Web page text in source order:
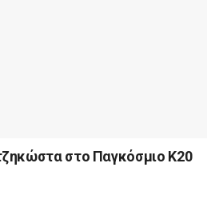
στο Παγκόσμιο Κ20